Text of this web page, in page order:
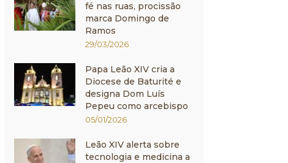
fé nas ruas, procissão
marca Domingo de
Ramos
29/03/2026
Papa Leão XIV cria a
Diocese de Baturité e
designa Dom Luís
Pepeu como arcebispo
05/01/2026
Leão XIV alerta sobre
tecnologia e medicina a